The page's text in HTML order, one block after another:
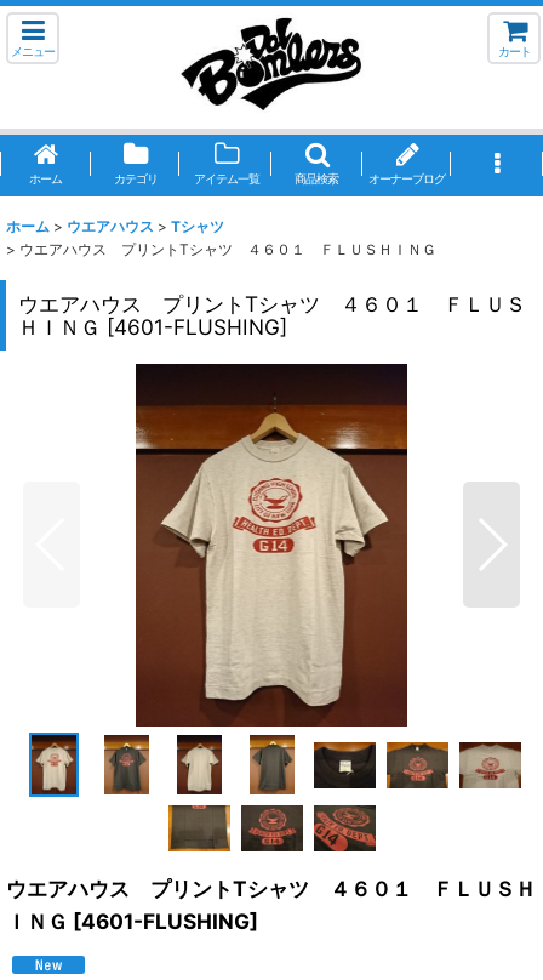
メニュー カート
ホーム カテゴリ アイテム一覧 商品検索 オーナーブログ
ホーム > ウエアハウス > Tシャツ
> ウエアハウス プリントTシャツ ４６０１ ＦＬＵＳＨＩＮＧ
ウエアハウス プリントTシャツ ４６０１ ＦＬＵＳ
ＨＩＮＧ [4601-FLUSHING]
ウエアハウス プリントTシャツ ４６０１ ＦＬＵＳＨ
ＩＮＧ [4601-FLUSHING]